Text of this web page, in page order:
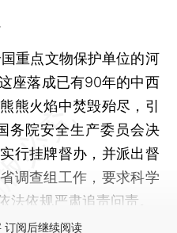
点文物保护单位的河
座落成已有90年的中西
熊火焰中焚毁殆尽，引
务院安全生产委员会决
行挂牌督办，并派出督
调查组工作，要求科学
法依规严肃追责问责。
订阅后继续阅读